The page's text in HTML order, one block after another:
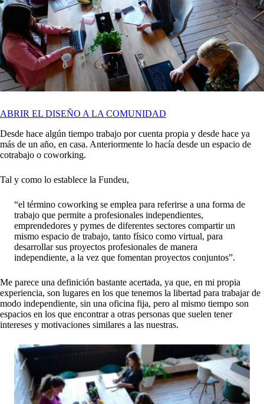
ABRIR EL DISEÑO A LA COMUNIDAD
Desde hace algún tiempo trabajo por cuenta propia y desde hace ya
más de un año, en casa. Anteriormente lo hacía desde un espacio de
cotrabajo o coworking.
Tal y como lo establece la Fundeu,
“el término coworking se emplea para referirse a una forma de
trabajo que permite a profesionales independientes,
emprendedores y pymes de diferentes sectores compartir un
mismo espacio de trabajo, tanto físico como virtual, para
desarrollar sus proyectos profesionales de manera
independiente, a la vez que fomentan proyectos conjuntos”.
Me parece una definición bastante acertada, ya que, en mi propia
experiencia, son lugares en los que tenemos la libertad para trabajar de
modo independiente, sin una oficina fija, pero al mismo tiempo son
espacios en los que encontrar a otras personas que suelen tener
intereses y motivaciones similares a las nuestras.